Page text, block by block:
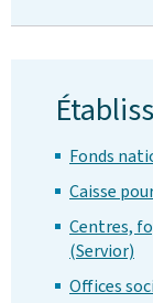
Fonds
Caisse
Centres,
(Servior)
Offices